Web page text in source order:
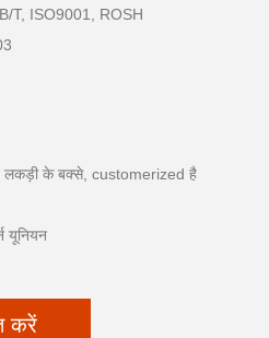
T, ISO9001, ROSH
लकड़ी के बक्से, customerized है
यूनियन
करें